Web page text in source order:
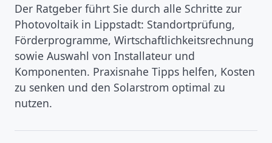
Der Ratgeber führt Sie durch alle Schritte zur
Photovoltaik in Lippstadt: Standortprüfung,
Förderprogramme, Wirtschaftlichkeitsrechnung
sowie Auswahl von Installateur und
Komponenten. Praxisnahe Tipps helfen, Kosten
zu senken und den Solarstrom optimal zu
nutzen.